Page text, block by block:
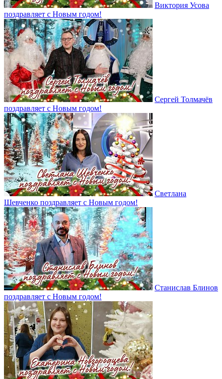
Виктория Усова
поздравляет с Новым годом!
Сергей Толмачёв
поздравляет с Новым годом!
Светлана
Шевченко поздравляет с Новым годом!
Станислав Блинов
поздравляет с Новым годом!